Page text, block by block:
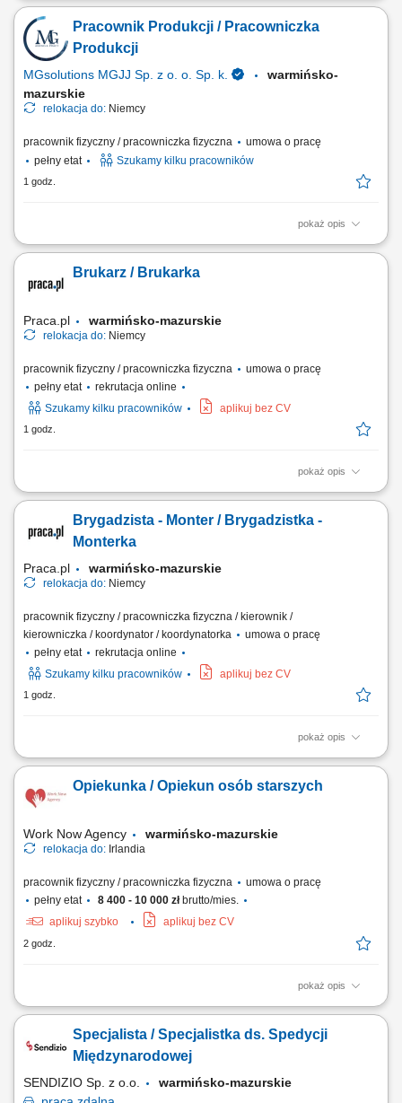
na długich widłach (dwie palety obok siebie) Bezpiecznym transportem
wewnętrznym materiałów do stref załadunkowych; Piętrowaniem palet
do wysokości 8 metrów; Przygotowywaniem przesyłek do dalszej
wysyłki; Wspieraniem...
Pracownik Produkcji / Pracowniczka
Produkcji
MGsolutions MGJJ Sp. z o. o. Sp. k.
warmińsko-
mazurskie
relokacja do: Niemcy
pracownik fizyczny / pracowniczka fizyczna
umowa o pracę
pełny etat
Szukamy kilku pracowników
1 godz.
pokaż opis
Zakres zadań: Pakowanie, układanie wyrobów czekoladowych oraz
Brukarz / Brukarka
Praca.pl warmińsko-mazurskie
relokacja do: Niemcy
pracownik fizyczny / pracowniczka fizyczna
umowa o pracę
pełny etat
rekrutacja online
Szukamy kilku pracowników
aplikuj bez CV
1 godz.
pokaż opis
Zakres obowiązków: Układanie kostki granitowej, betonowej oraz
przygotowanie podbudowy pod nawierzchnie. Dbałość o wysokie
standardy jakościowe, estetykę prac oraz przestrzeganie zasad BHP.
Brygadzista - Monter / Brygadzistka -
Monterka
Praca.pl warmińsko-mazurskie
relokacja do: Niemcy
pracownik fizyczny / pracowniczka fizyczna / kierownik /
kierowniczka / koordynator / koordynatorka
umowa o pracę
pełny etat
rekrutacja online
Szukamy kilku pracowników
aplikuj bez CV
1 godz.
pokaż opis
Zakres obowiązków: Budowa i montaż zewnętrznych sieci wodno-
podstawie dokumentacji technicznej; Obsługa niwelatora tradycyjnego
oraz laserowego; Dbałość o terminowość i jakość realizowanych prac;
Opiekunka / Opiekun osób starszych
Work Now Agency warmińsko-mazurskie
relokacja do: Irlandia
pracownik fizyczny / pracowniczka fizyczna
umowa o pracę
pełny etat
8 400 - 10 000 złbrutto/mies.
aplikuj szybko
aplikuj bez CV
2 godz.
pokaż opis
Miejsce pracy: Irlandia lub Wielka Brytania Zakres obowiązków:
niepełnosprawnościami w ich miejscu zamieszkania. Pomoc w
wykonywaniu codziennych czynności, takich jak ubieranie, higiena
Specjalista / Specjalistka ds. Spedycji
Międzynarodowej
SENDIZIO Sp. z o.o.
warmińsko-mazurskie